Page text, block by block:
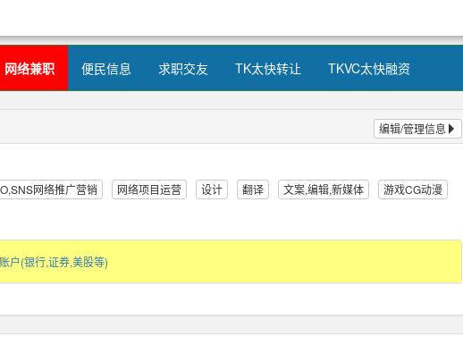
网络兼职 便民信息 求职交友 TK太快转让 TKVC太快融资
编辑/管理信息
网络推广营销 网络项目运营 设计 翻译 文案,编辑,新媒体 游戏CG动漫
户(银行,证券,美股等)